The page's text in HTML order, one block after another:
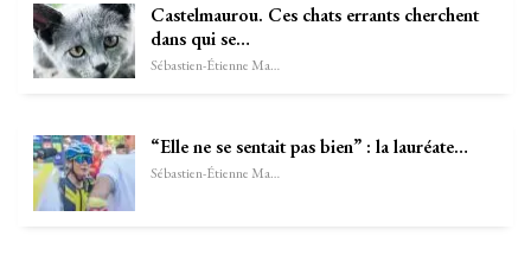
Castelmaurou. Ces chats errants cherchent
dans qui se…
Sébastien-Étienne Marechal
“Elle ne se sentait pas bien” : la lauréate…
Sébastien-Étienne Marechal